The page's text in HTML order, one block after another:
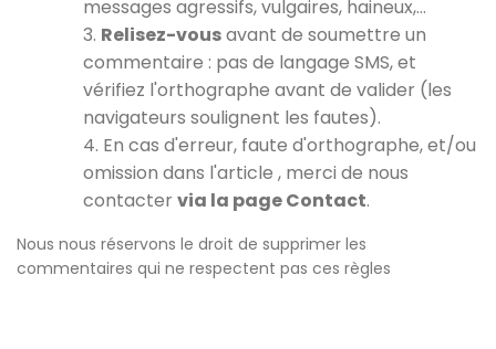
messages agressifs, vulgaires, haineux,…
3. Relisez-vousavant de soumettre un
commentaire : pas de langage SMS, et
vérifiez l'orthographe avant de valider (les
navigateurs soulignent les fautes).
4. En cas d'erreur, faute d'orthographe, et/ou
omission dans l'article , merci de nous
contacter via la page Contact.
Nous nous réservons le droit de supprimer les
commentaires qui ne respectent pas ces règles